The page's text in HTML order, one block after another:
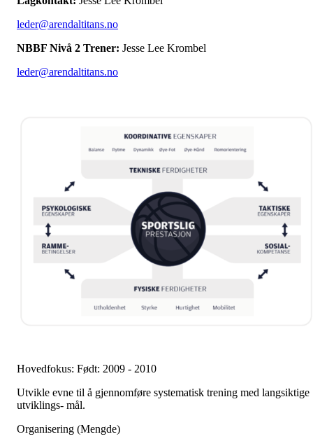
leder@arendaltitans.no
NBBF Nivå 2 Trener: Jesse Lee Krombel
leder@arendaltitans.no
Hovedfokus: Født: 2009 - 2010
Utvikle evne til å gjennomføre systematisk trening med langsiktige
utviklings- mål.
Organisering (Mengde)